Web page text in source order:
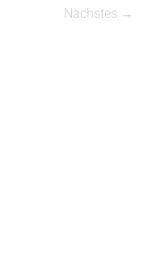
Nächstes →